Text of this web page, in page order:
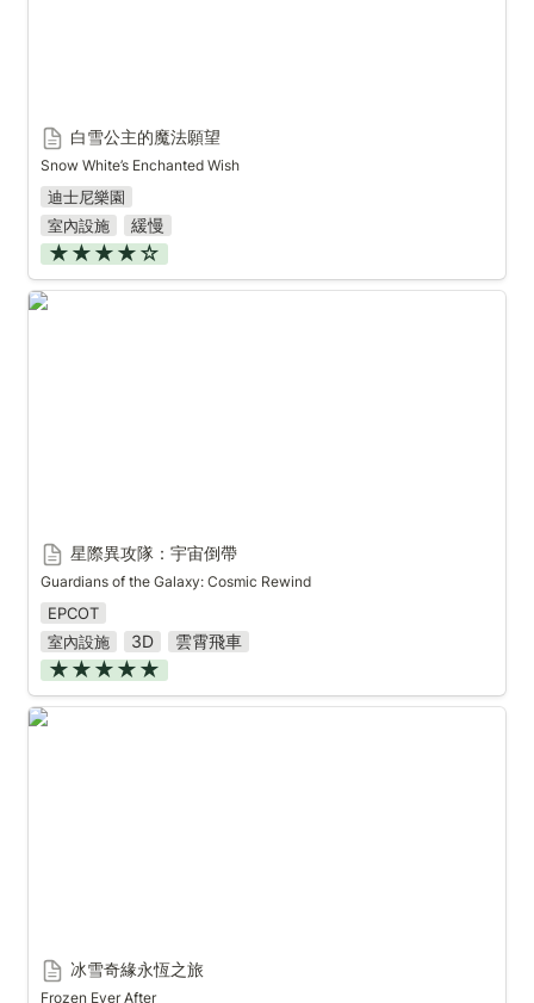
白雪公主的魔法願望
Snow White’s Enchanted Wish
迪士尼樂園
室內設施
緩慢
★★★★☆
星際異攻隊：宇宙倒帶
星際異攻隊：宇宙倒帶
Guardians of the Galaxy: Cosmic Rewind
EPCOT
室內設施
3D 雲霄飛車
★★★★★
冰雪奇緣永恆之旅
冰雪奇緣永恆之旅
Frozen Ever After